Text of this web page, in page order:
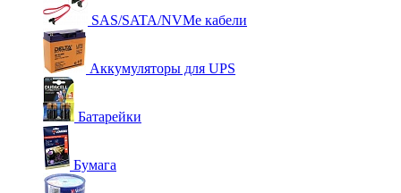
SAS/SATA/NVMe кабели
Аккумуляторы для UPS
Батарейки
Бумага